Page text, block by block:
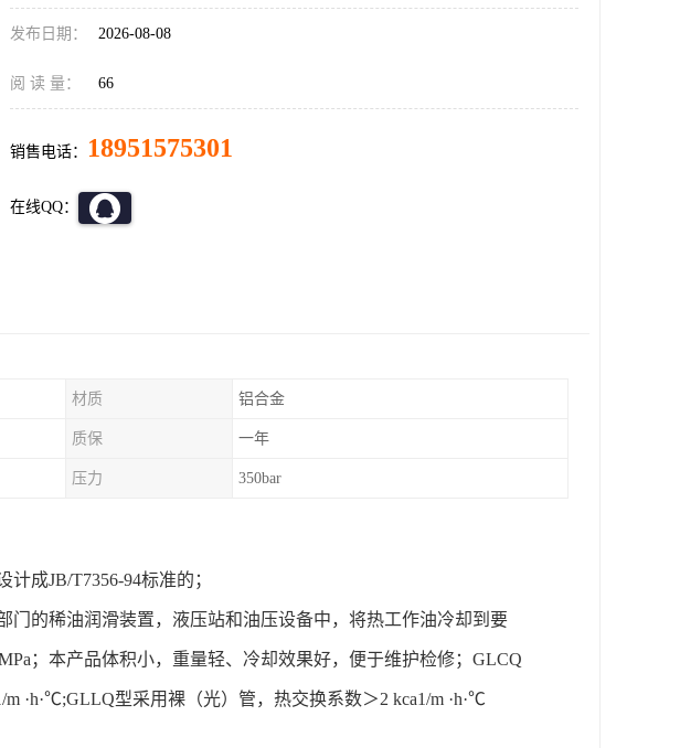
发布日期： 2026-08-08
阅 读 量： 66
销售电话： 18951575301
在线QQ：
材质 铝合金
质保 一年
压力 350bar
成JB/T7356-94标准的；
门的稀油润滑装置，液压站和油压设备中，将热工作油冷却到要
；本产品体积小，重量轻、冷却效果好，便于维护检修；GLCQ
·h·℃;GLLQ型采用裸（光）管，热交换系数＞2 kca1/m ·h·℃